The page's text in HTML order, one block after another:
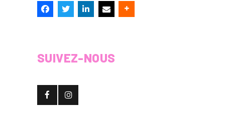
SUIVEZ-NOUS